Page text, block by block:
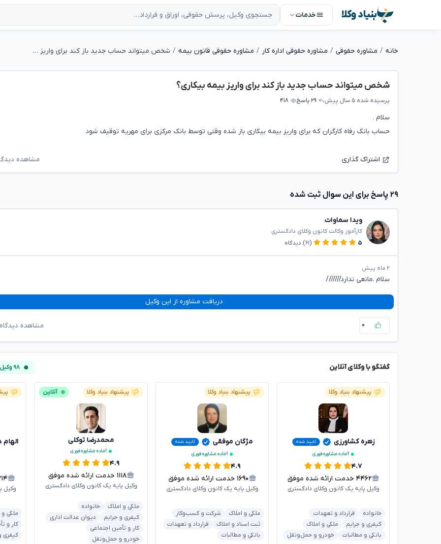
بنیاد وکلا خدمات
خانه مشاوره حقوقی مشاوره حقوقی اداره کار مشاوره حقوقی قانون بیمه شخص میتواند حساب جدید باز کند برای واریز بیمه بیکاری؟
شخص میتواند حساب جدید باز کند برای واریز بیمه بیکاری؟
پرسیده شده ۵ سال پیش ۲۹ پاسخ ۴۱۸
سلام .
حساب بانک رفاه کارگران که برای واریز بیمه بیکاری باز شده وقتی توسط بانک مرکزی برای مهریه توقیف شود
اشتراک گذاری مشاهده
۲۹ پاسخ برای این سوال ثبت شده
ویدا سماوات
کارآموز وکالت کانون وکلای دادگستری
۵
(۶۱) دیدگاه
۲ ماه پیش
سلام ،مانعی ندارد///////
دریافت مشاوره از این وکیل
۰ مشاهده
گفتگو با وکلای آنلاین ۹۸ وکیل آنلاین
پیشنهاد بنیاد وکلا
زهره کشاورزی
تایید شده
آماده مشاوره فوری
۴.۷
۴۴۶۲ خدمت ارائه شده موفق
وکیل پایه یک کانون وکلای دادگستری
خانواده
قرارداد و تعهدات
کیفری و جرایم
ملکی و املاک
بانکی و مطالبات
خودرو و حمل‌ونقل
پیشنهاد بنیاد وکلا
مژگان موفقی
تایید شده
آماده مشاوره فوری
۴.۹
۱۶۹۰ خدمت ارائه شده موفق
وکیل پایه یک کانون وکلای دادگستری
ملکی و املاک
شرکت و کسب‌وکار
ثبت اسناد و املاک
قرارداد و تعهدات
بانکی و مطالبات
پیشنهاد بنیاد وکلا آنلاین
محمدرضا توکلی
آماده مشاوره فوری
۴.۹
۱۱۱۸ خدمت ارائه شده موفق
وکیل پایه یک کانون وکلای دادگستری
ملکی و املاک
خانواده
کیفری و جرایم
دیوان عدالت اداری
کار و تأمین اجتماعی
خودرو و حمل‌ونقل
الهام
وکیل
ملکی و
کار و
کیفری